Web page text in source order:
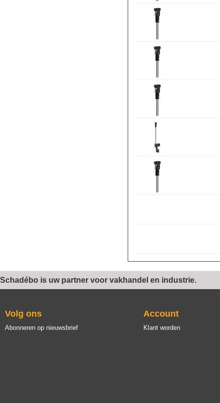
Schadébo is uw partner voor vakhandel en industrie.
Volg ons
Abonneren op nieuwsbrief
Account
Klant worden